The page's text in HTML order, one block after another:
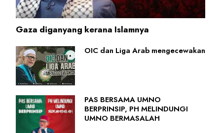
Gaza diganyang kerana Islamnya
OIC dan Liga Arab mengecewakan
PAS BERSAMA UMNO
BERPRINSIP, PH MELINDUNGI
UMNO BERMASALAH